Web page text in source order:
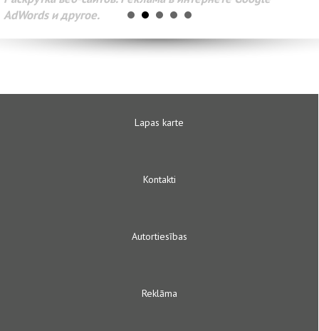
AdWords и другое.
Lapas karte
Kontakti
Autortiesības
Reklāma